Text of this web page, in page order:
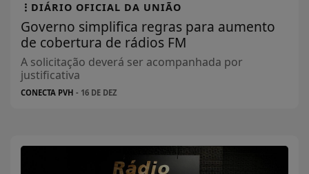
DIÁRIO OFICIAL DA UNIÃO
Governo simplifica regras para aumento
de cobertura de rádios FM
A solicitação deverá ser acompanhada por
justificativa
CONECTA PVH - 16 DE DEZ